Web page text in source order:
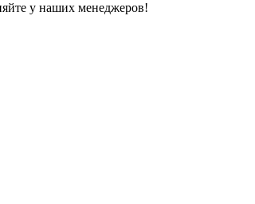
у наших менеджеров!